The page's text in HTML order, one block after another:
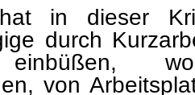
in dieser
durch
wo
von